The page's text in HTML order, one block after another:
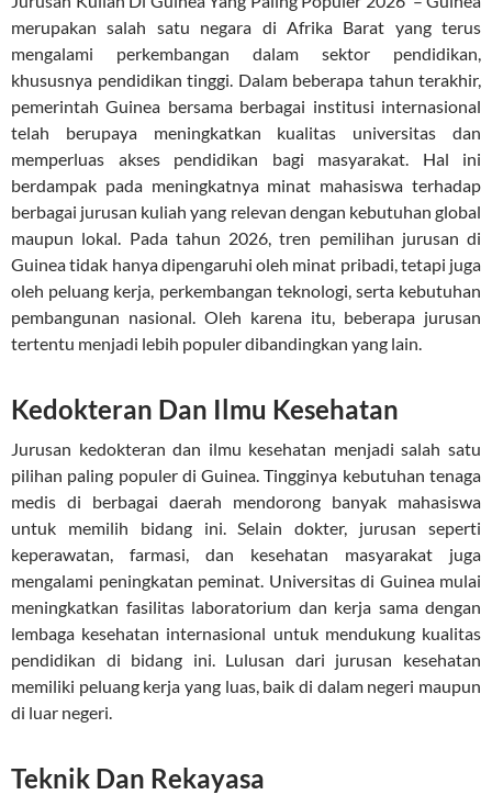
merupakan salah satu negara di Afrika Barat yang terus
mengalami perkembangan dalam sektor pendidikan,
khususnya pendidikan tinggi. Dalam beberapa tahun terakhir,
pemerintah Guinea bersama berbagai institusi internasional
telah berupaya meningkatkan kualitas universitas dan
memperluas akses pendidikan bagi masyarakat. Hal ini
berdampak pada meningkatnya minat mahasiswa terhadap
berbagai jurusan kuliah yang relevan dengan kebutuhan global
maupun lokal. Pada tahun 2026, tren pemilihan jurusan di
Guinea tidak hanya dipengaruhi oleh minat pribadi, tetapi juga
oleh peluang kerja, perkembangan teknologi, serta kebutuhan
pembangunan nasional. Oleh karena itu, beberapa jurusan
tertentu menjadi lebih populer dibandingkan yang lain.
Kedokteran Dan Ilmu Kesehatan
Jurusan kedokteran dan ilmu kesehatan menjadi salah satu
pilihan paling populer di Guinea. Tingginya kebutuhan tenaga
medis di berbagai daerah mendorong banyak mahasiswa
untuk memilih bidang ini. Selain dokter, jurusan seperti
keperawatan, farmasi, dan kesehatan masyarakat juga
mengalami peningkatan peminat. Universitas di Guinea mulai
meningkatkan fasilitas laboratorium dan kerja sama dengan
lembaga kesehatan internasional untuk mendukung kualitas
pendidikan di bidang ini. Lulusan dari jurusan kesehatan
memiliki peluang kerja yang luas, baik di dalam negeri maupun
di luar negeri.
Teknik Dan Rekayasa